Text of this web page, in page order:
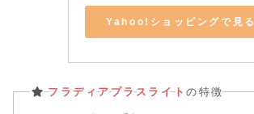
Yahoo!ショッピングで見る
フラディアプラスライトの特徴